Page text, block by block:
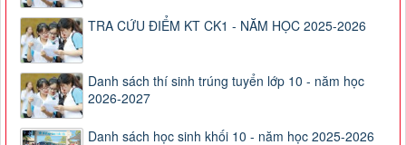
TRA CỨU ĐIỂM KT CK1 - NĂM HỌC 2025-2026
Danh sách thí sinh trúng tuyển lớp 10 - năm học
2026-2027
Danh sách học sinh khối 10 - năm học 2025-2026